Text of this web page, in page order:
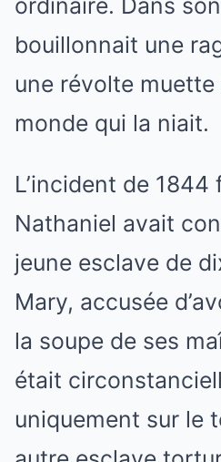
bouillonnait une
une révolte
monde qui la niait.
L’incident de
Nathaniel avait
jeune esclave de
Mary, accusée
la soupe de ses
était
uniquement sur le